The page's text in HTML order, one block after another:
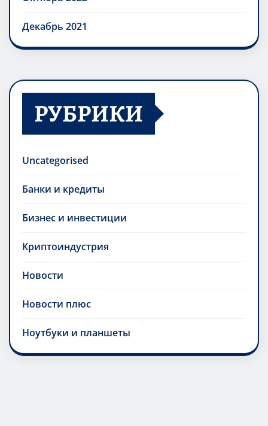
Декабрь 2021
РУБРИКИ
Uncategorised
Банки и кредиты
Бизнес и инвестиции
Криптоиндустрия
Новости
Новости плюс
Ноутбуки и планшеты